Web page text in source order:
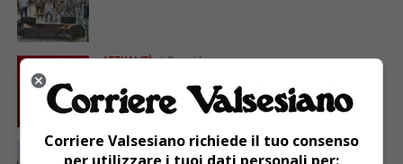
ATTUALITÀ 3 anni fa
nazionale di poesia
ATTUALITÀ 3 anni fa
Corriere Valsesiano richiede il tuo consenso
per utilizzare i tuoi dati personali per: